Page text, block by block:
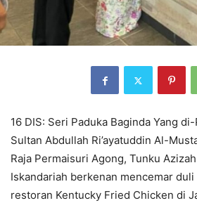
16 DIS: Seri Paduka Baginda Yang
Sultan Abdullah Ri’ayatuddin Al-
Raja Permaisuri Agong, Tunku
Iskandariah berkenan mencemar
restoran Kentucky Fried Chicken di